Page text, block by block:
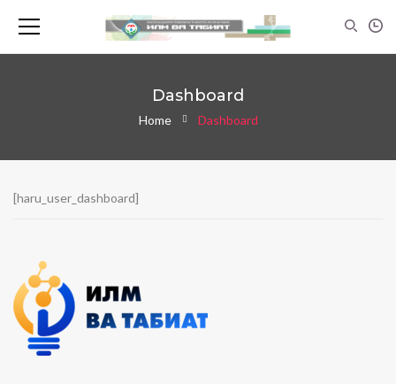
Dashboard
Home Dashboard
[haru_user_dashboard]